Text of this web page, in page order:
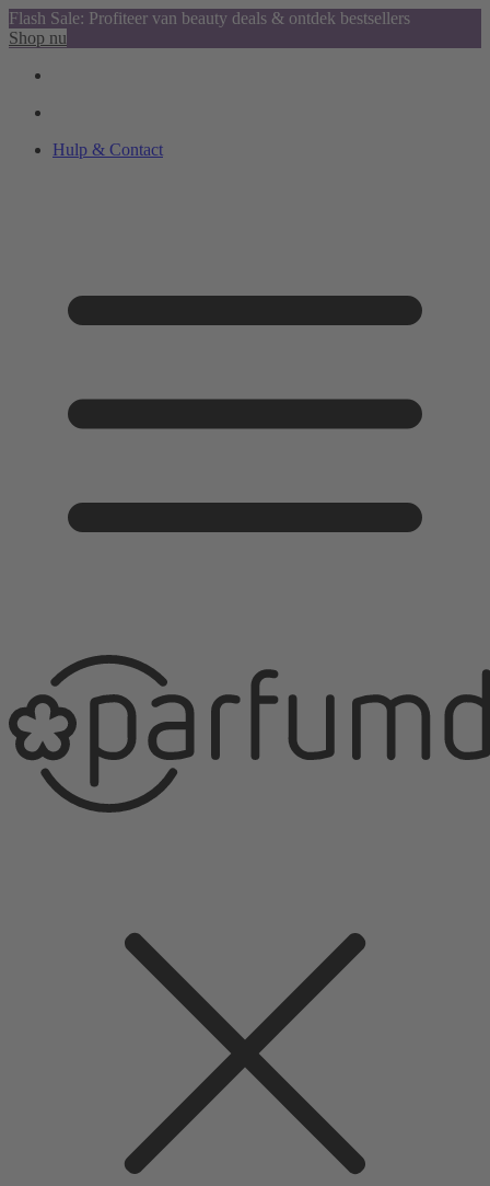
Flash Sale: Profiteer van beauty deals & ontdek bestsellers
Shop nu
Hulp & Contact